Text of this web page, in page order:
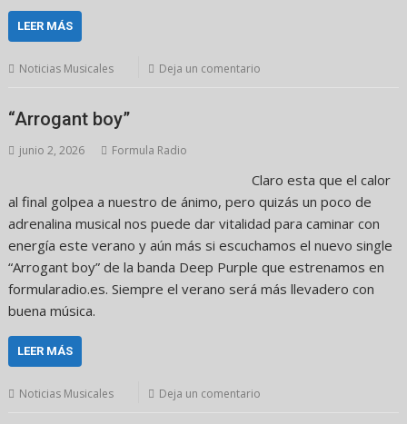
LEER MÁS
Noticias Musicales Deja un comentario
“Arrogant boy”
junio 2, 2026 Formula Radio
Claro esta que el calor
al final golpea a nuestro de ánimo, pero quizás un poco de
adrenalina musical nos puede dar vitalidad para caminar con
energía este verano y aún más si escuchamos el nuevo single
“Arrogant boy” de la banda Deep Purple que estrenamos en
formularadio.es. Siempre el verano será más llevadero con
buena música.
LEER MÁS
Noticias Musicales Deja un comentario